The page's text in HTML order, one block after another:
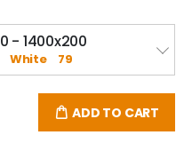
- 1400x200
White 79
ADD TO CART